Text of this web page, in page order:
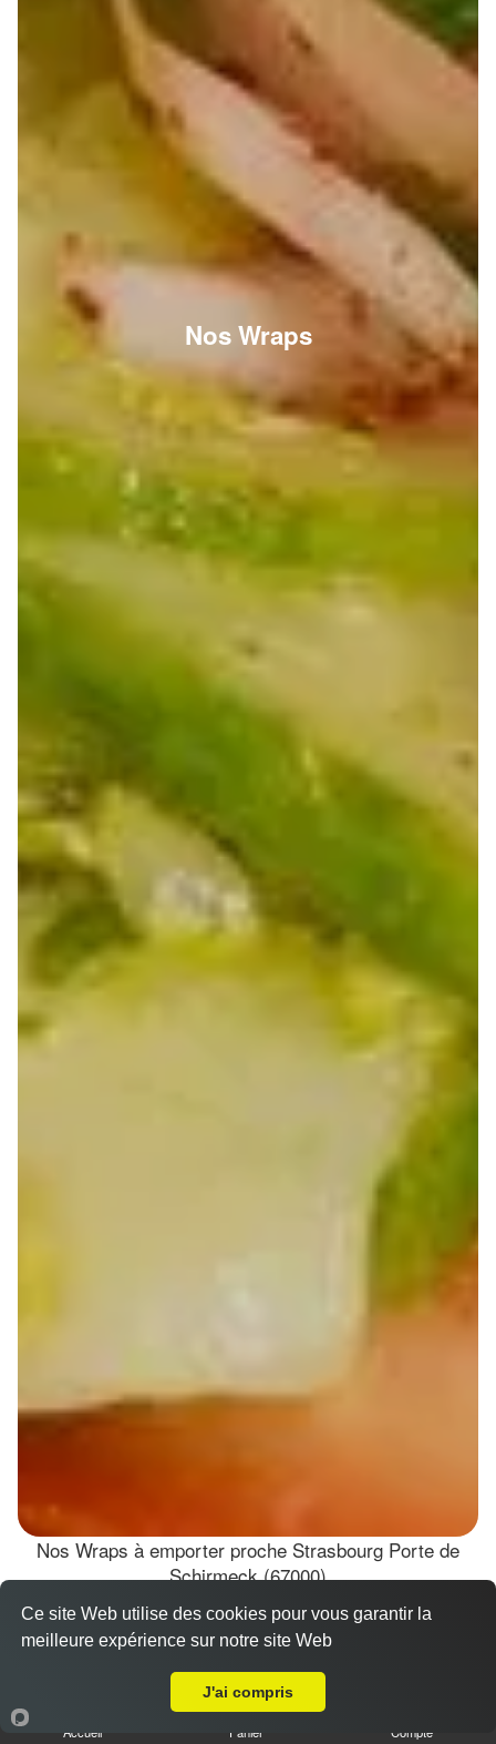
Nos Wraps
Nos Wraps à emporter proche Strasbourg Porte de
Schirmeck (67000)
Wraps Chicken
8.50 €
Accueil Panier Compte
Ce site Web utilise des cookies pour vous garantir la
meilleure expérience sur notre site Web
J'ai compris